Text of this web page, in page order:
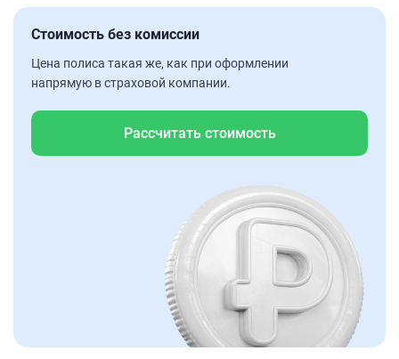
Стоимость без комиссии
Цена полиса такая же, как при оформлении
напрямую в страховой компании.
Рассчитать стоимость